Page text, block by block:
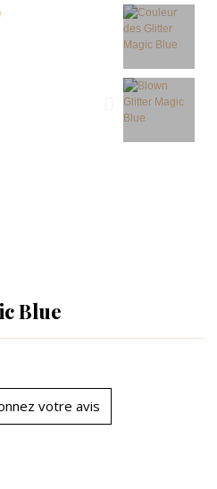
Blue
votre avis